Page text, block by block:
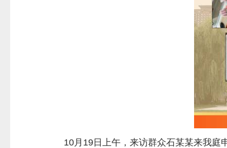
10月19日上午，来访群众石某某来我庭申